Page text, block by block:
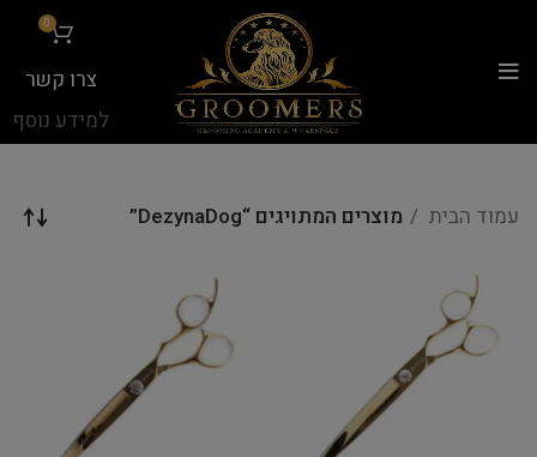
0
צרו קשר
למידע נוסף
עמוד הבית מוצרים המתויגים “DezynaDog”